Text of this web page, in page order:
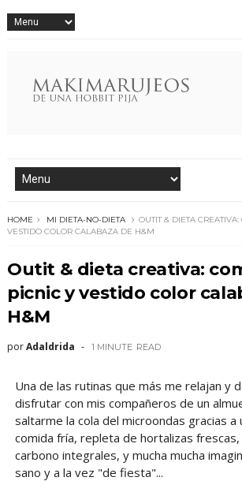
HOME MI DIETA-NO-DIETA
OUTIT & DIETA
VESTIDO COLOR CALABAZA DE H&M
Outit & dieta creativa:
picnic y vestido color
H&M
porAdaldrida 1 MINUTE READ
Una de las rutinas que más me relajan y
disfrutar con mis compañeros de un
saltarme la cola del microondas gracias a
comida fría, repleta de hortalizas
carbono integrales, y mucha mucha
sano y a la vez "de fiesta"...